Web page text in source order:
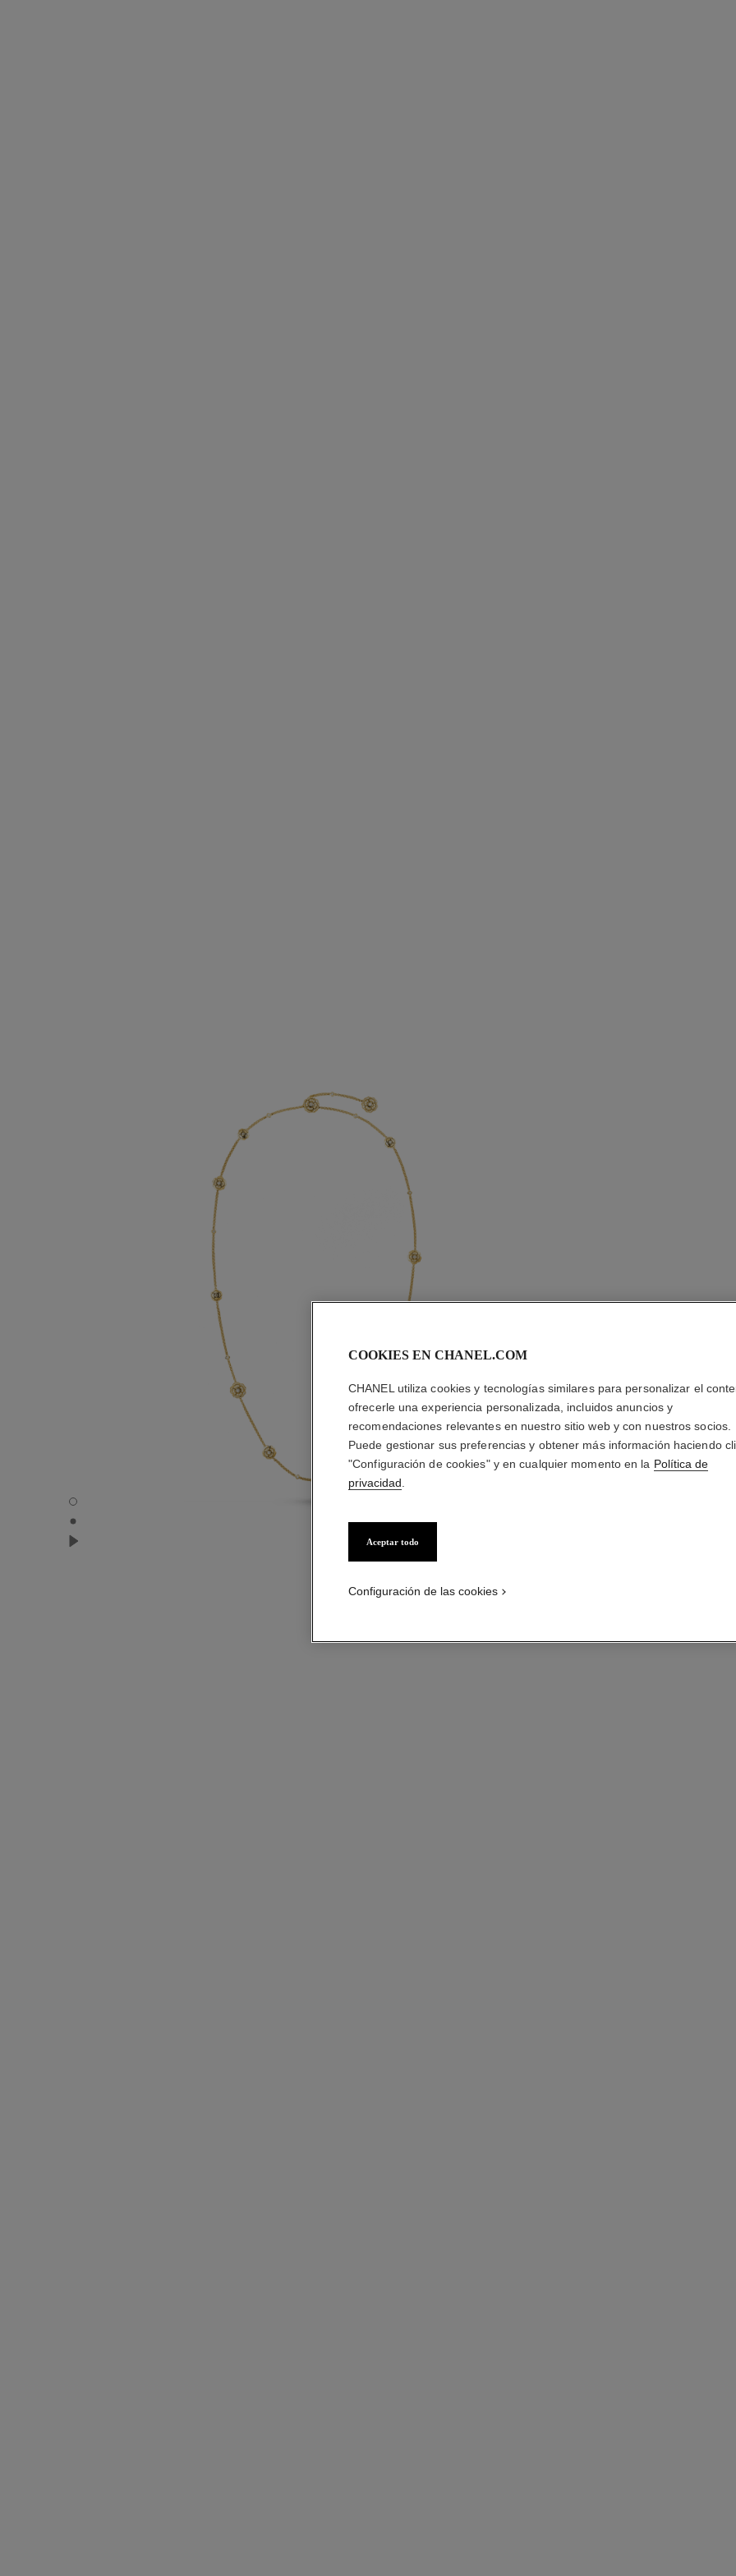
Collar largo transformable Les Infinis de Camélia - Vista por defecto - ver la versión tamaño estándar
Collar largo transformable Les Infinis de Camélia - Clasp view
Collar largo transformable Les Infinis de Camélia - Ver vídeo
COLLAR
INFINIS
Oro amarillo de
COOKIES EN CHANEL.COM
CHANEL utiliza cookies y tecnologías similares para personalizar el
ofrecerle una experiencia personalizada, incluidos anuncios y
recomendaciones relevantes en nuestro sitio web y con nuestros socios.
Puede gestionar sus preferencias y obtener más información haciendo
"Configuración de cookies" y en cualquier momento en la Política de
privacidad
Aceptar todo
Configuración de las cookies